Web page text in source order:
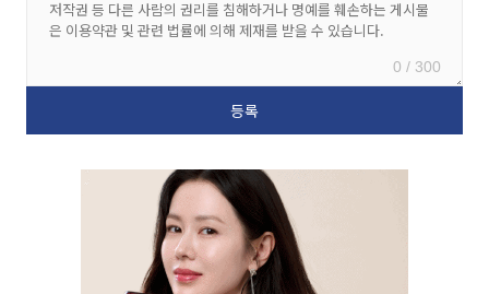
0 / 300